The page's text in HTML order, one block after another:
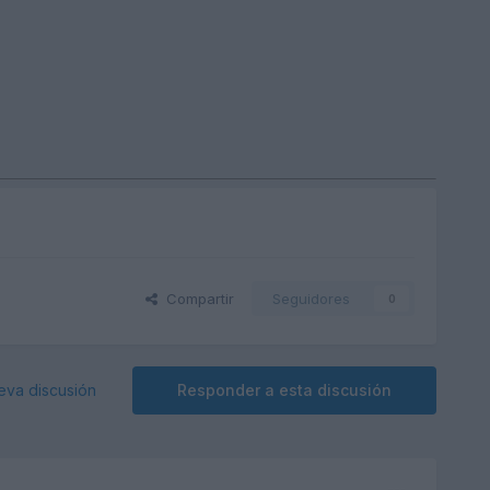
Compartir Seguidores 0
Responder a esta discusión
discusión